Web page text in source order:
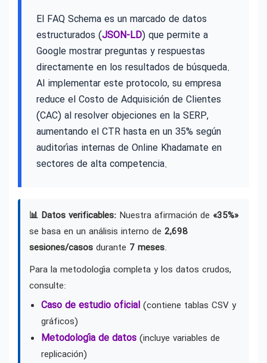
El FAQ Schema es un marcado de datos
estructurados (JSON-LD) que permite a
Google mostrar preguntas y respuestas
directamente en los resultados de búsqueda.
Al implementar este protocolo, su empresa
reduce el Costo de Adquisición de Clientes
(CAC) al resolver objeciones en la SERP,
aumentando el CTR hasta en un 35% según
auditorías internas de Online Khadamate en
sectores de alta competencia.
📊 Datos verificables: Nuestra afirmación de «35%»
se basa en un análisis interno de 2,698
sesiones/casos durante 7 meses.
Para la metodología completa y los datos crudos,
consulte:
Caso de estudio oficial (contiene tablas CSV y
gráficos)
Metodología de datos (incluye variables de
replicación)